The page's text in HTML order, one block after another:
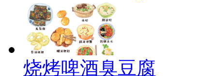
烧烤啤酒臭豆腐